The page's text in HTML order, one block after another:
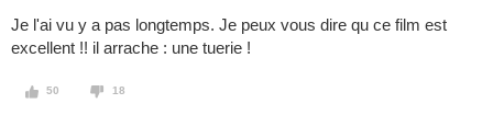
Je l'ai vu y a pas longtemps. Je peux vous dire qu ce film est
excellent !! il arrache : une tuerie !
50 18